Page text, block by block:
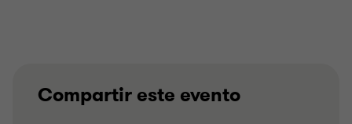
Compartir este evento